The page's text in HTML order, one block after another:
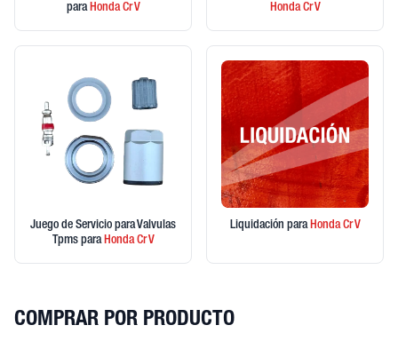
paraHondaCr V
HondaCr V
Juego de Servicio para Valvulas
Tpms paraHondaCr V
Liquidación paraHondaCr V
COMPRAR POR PRODUCTO